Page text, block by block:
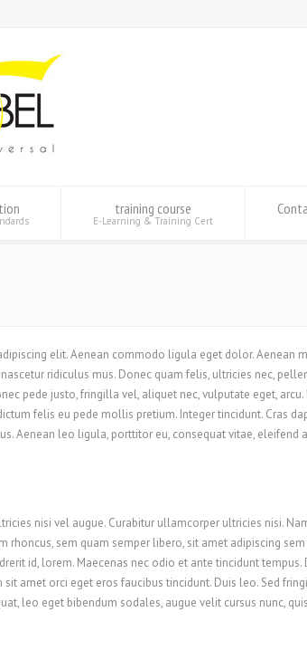
training course
E-Learning & Training Cert
elit. Aenean commodo ligula eget dolor. Aenean
ridiculus mus. Donec quam felis, ultricies nec,
pede justo, fringilla vel, aliquet nec, vulputate eget,
felis eu pede mollis pretium. Integer tincidunt. Cras
Aenean leo ligula, porttitor eu, consequat vitae, eleifend
nisi vel augue. Curabitur ullamcorper ultricies nisi.
rhoncus, sem quam semper libero, sit amet adipiscing
id, lorem. Maecenas nec odio et ante tincidunt
amet orci eget eros faucibus tincidunt. Duis leo. Sed
leo eget bibendum sodales, augue velit cursus nunc,